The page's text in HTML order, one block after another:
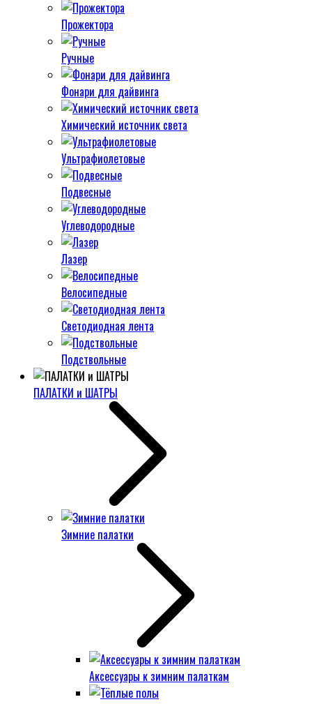
Прожектора
Ручные
Фонари для дайвинга
Химический источник света
Ультрафиолетовые
Подвесные
Углеводородные
Лазер
Велосипедные
Светодиодная лента
Подствольные
ПАЛАТКИ и ШАТРЫ
Зимние палатки
Аксессуары к зимним палаткам